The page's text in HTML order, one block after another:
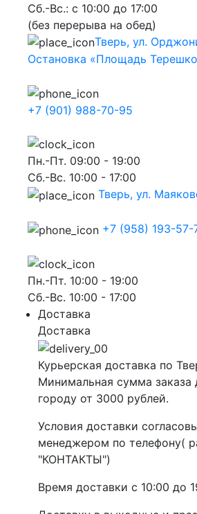
Сб.-Вс.: с 10:00 до 17:00
(без перерыва на обед)
Тверь, ул.
Остановка «Площадь
+7 (901) 988-70-95
Пн.-Пт. 09:00 - 19:00
Сб.-Вс. 10:00 - 17:00
Тверь, ул.
+7 (958) 193-57-
Пн.-Пт. 10:00 - 19:00
Сб.-Вс. 10:00 - 17:00
Доставка
Доставка
Курьерская доставка по
Минимальная сумма заказа
городу от 3000 рублей.
Условия доставки
менеджером по телефону(
"КОНТАКТЫ")
Время доставки с 10:00 до